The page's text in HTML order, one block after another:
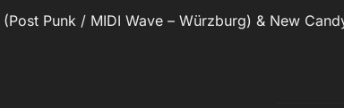
Punk / MIDI Wave – Würzburg) & New